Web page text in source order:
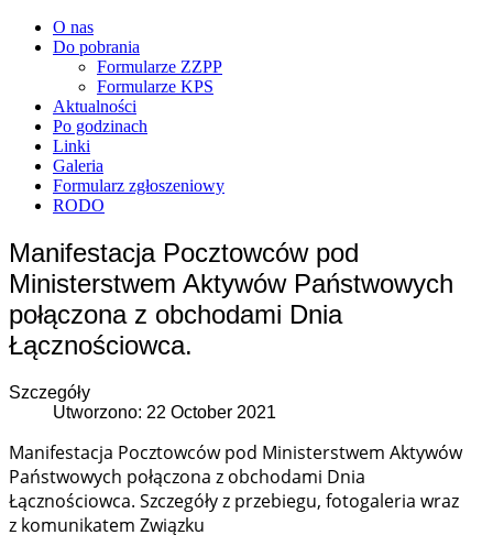
O nas
Do pobrania
Formularze ZZPP
Formularze KPS
Aktualności
Po godzinach
Linki
Galeria
Formularz zgłoszeniowy
RODO
Manifestacja Pocztowców pod
Ministerstwem Aktywów Państwowych
połączona z obchodami Dnia
Łącznościowca.
Szczegóły
Utworzono: 22 October 2021
Manifestacja Pocztowców pod Ministerstwem Aktywów
Państwowych połączona z obchodami Dnia
Łącznościowca. Szczegóły z przebiegu, fotogaleria wraz
z komunikatem Związku